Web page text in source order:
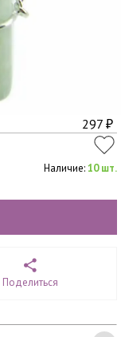
297 ₽
Наличие:10 шт.
Поделиться